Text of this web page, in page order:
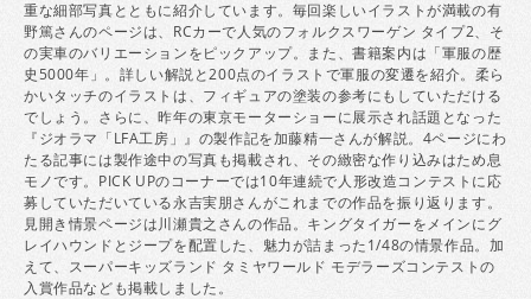
重な細部写真とともに紹介しています。毎回楽しいイラストが満載の有
野篤さんのページは、RCカーで人気のフォルクスワーゲン タイプ2、そ
の実車のバリエーションをピックアップ。また、書籍案内は「軍服の歴
史5000年」。詳しい解説と200点のイラストで軍服の変遷を紹介。柔ら
かいタッチのイラストは、フィギュアの塗装の参考にもしていただける
でしょう。さらに、昨年の東京モーターショーに展示され話題となった
『ジオラマ「LFA工房」』の製作記を加藤精一さんが解説。4ページにわ
たる記事には製作途中の写真も掲載され、その緻密な作り込みはため息
モノです。PICK UPのコーナーでは10年連続で人形改造コンテストに応
募していただいている永吉実朋さんがこれまでの作品を振り返ります。
見開き情景ページは川瀬貴之さんの作品。キングタイガーをメインにグ
レイハウンドとジープを配置した、魅力が詰まった1/48の情景作品。加
えて、スーパーキッズランド タミヤワールド モデラーズコンテストの
入賞作品なども掲載しました。